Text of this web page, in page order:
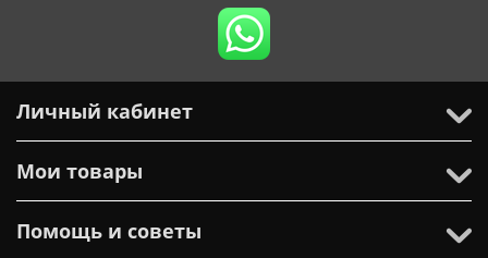
Личный кабинет
Мои товары
Помощь и советы